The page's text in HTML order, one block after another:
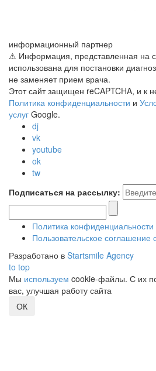
информационный партнер
⚠ Информация, представленная на
использована для постановки
не заменяет прием врача.
Этот сайт защищен reCAPTCHA, и к
Политика конфиденциальности и
услуг Google.
dj
vk
youtube
ok
tw
Подписаться на рассылку:
Политика конфиденциальности
Пользовательское соглашение
Разработано в Startsmile Agency
to top
Мы используем cookie-файлы. С их
вас, улучшая работу сайта
ОК